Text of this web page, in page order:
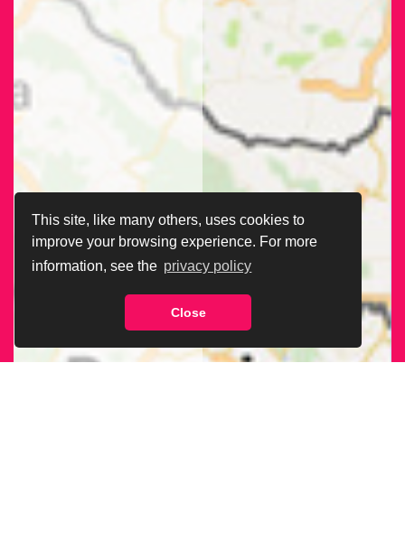
This site, like many others, uses cookies to
improve your browsing experience. For more
information, see the privacy policy
Close